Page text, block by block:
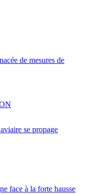
de mesures de
se propage
face à la forte hausse